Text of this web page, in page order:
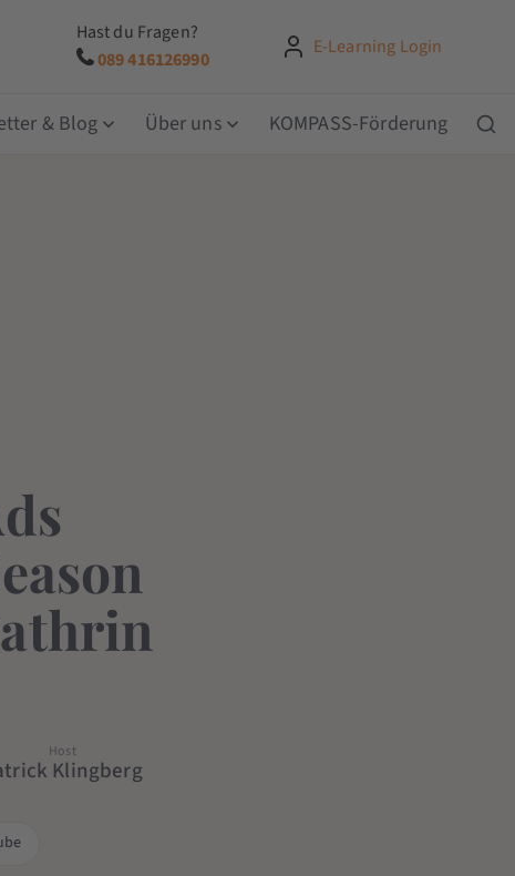
Hast du Fragen?
089 416126990
E-Learning Login
& Blog Über uns KOMPASS-Förderung
Host
Klingberg